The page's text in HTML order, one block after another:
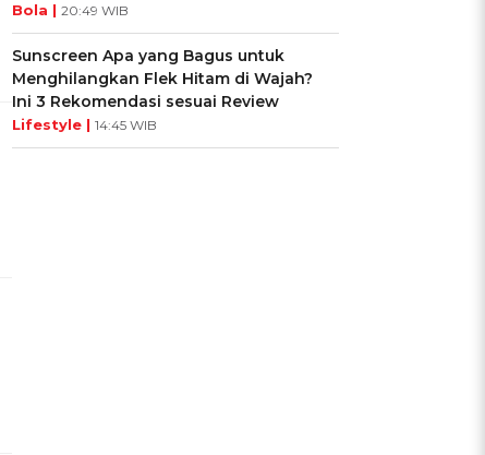
Bola | 20:49 WIB
Sunscreen Apa yang Bagus untuk
Menghilangkan Flek Hitam di Wajah?
Ini 3 Rekomendasi sesuai Review
Lifestyle | 14:45 WIB